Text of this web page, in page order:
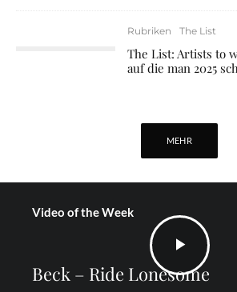
Rubriken The List
The List: Artists to
auf die man 2025
MEHR
Video of the Week
Beck – Ride Lonesome